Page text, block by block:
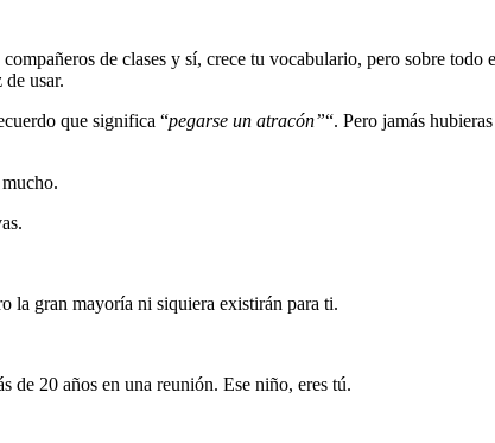
de clases y sí, crece tu vocabulario, pero sobre
usar.
que significa “pegarse un atracón”“. Pero jamás
la gran mayoría ni siquiera existirán para ti.
de 20 años en una reunión. Ese niño, eres tú.